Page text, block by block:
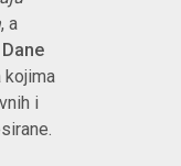
, a
Dane
kojima
i